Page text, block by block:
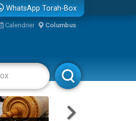
WhatsApp Torah-Box
Calendrier Columbus
Rabbanim